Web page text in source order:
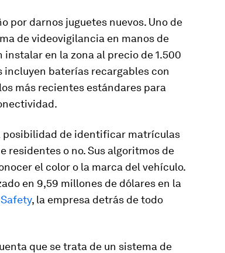
por darnos juguetes nuevos. Uno de
de videovigilancia en manos de
en la zona al precio de 1.500
incluyen baterías recargables con
más recientes estándares para
posibilidad de identificar matrículas
residentes o no. Sus algoritmos de
el color o la marca del vehículo.
en 9,59 millones de dólares en la
, la empresa detrás de todo
que se trata de un sistema de